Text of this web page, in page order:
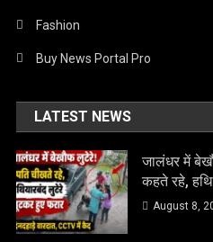
Fashion
Buy News Portal Pro
LATEST NEWS
जालंधर में
कहते रहे,
August 8,